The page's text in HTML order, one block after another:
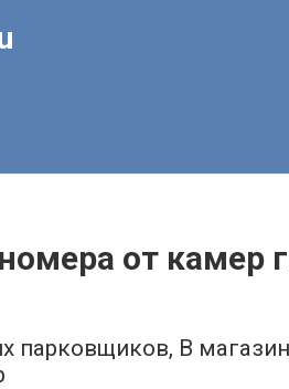
от камер
парковщиков, В